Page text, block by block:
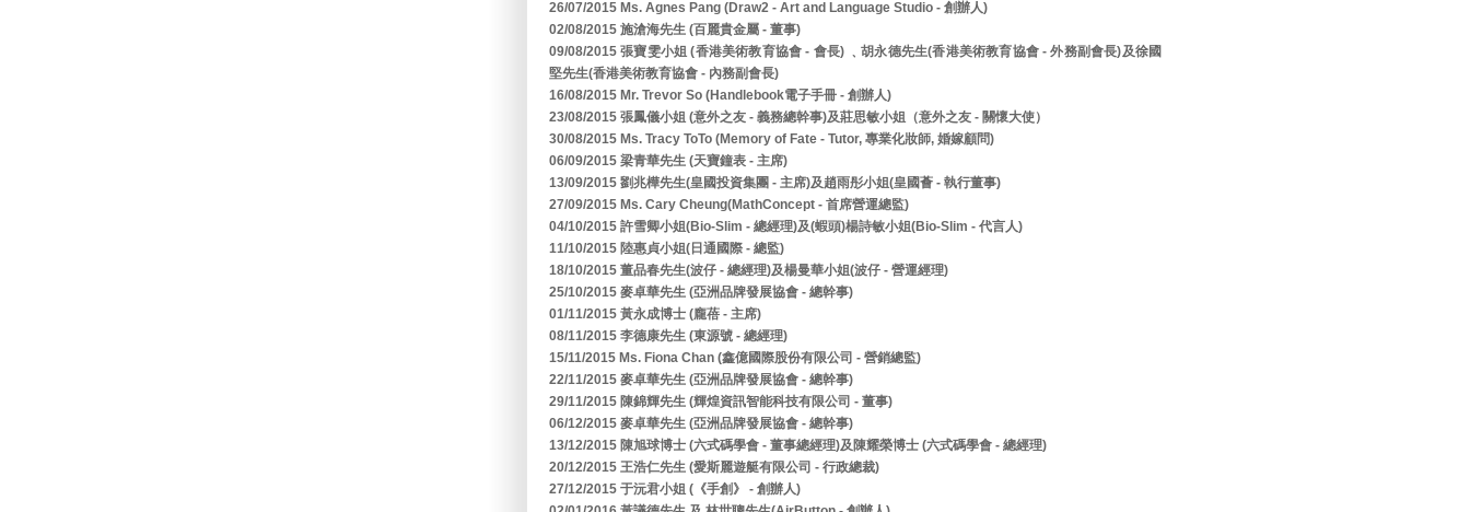
26/07/2015 Ms. Agnes Pang (Draw2 - Art and Language Studio - 創辦人)
02/08/2015 施滄海先生 (百麗貴金屬 - 董事)
09/08/2015 張寶雯小姐 (香港美術教育協會 - 會長) ﹑胡永德先生(香港美術教育協會 - 外務副會長)及徐國
堅先生(香港美術教育協會 - 內務副會長)
16/08/2015 Mr. Trevor So (Handlebook電子手冊 - 創辦人)
23/08/2015 張鳳儀小姐 (意外之友 - 義務總幹事)及莊思敏小姐（意外之友 - 關懷大使）
30/08/2015 Ms. Tracy ToTo (Memory of Fate - Tutor, 專業化妝師, 婚嫁顧問)
06/09/2015 梁青華先生 (天寶鐘表 - 主席)
13/09/2015 劉兆樺先生(皇國投資集團 - 主席)及趙雨彤小姐(皇國薈 - 執行董事)
27/09/2015 Ms. Cary Cheung(MathConcept - 首席營運總監)
04/10/2015 許雪卿小姐(Bio-Slim - 總經理)及(蝦頭)楊詩敏小姐(Bio-Slim - 代言人)
11/10/2015 陸惠貞小姐(日通國際 - 總監)
18/10/2015 董品春先生(波仔 - 總經理)及楊曼華小姐(波仔 - 營運經理)
25/10/2015 麥卓華先生 (亞洲品牌發展協會 - 總幹事)
01/11/2015 黃永成博士 (龐蓓 - 主席)
08/11/2015 李德康先生 (東源號 - 總經理)
15/11/2015 Ms. Fiona Chan (鑫億國際股份有限公司 - 營銷總監)
22/11/2015 麥卓華先生 (亞洲品牌發展協會 - 總幹事)
29/11/2015 陳錦輝先生 (輝煌資訊智能科技有限公司 - 董事)
06/12/2015 麥卓華先生 (亞洲品牌發展協會 - 總幹事)
13/12/2015 陳旭球博士 (六式碼學會 - 董事總經理)及陳耀榮博士 (六式碼學會 - 總經理)
20/12/2015 王浩仁先生 (愛斯麗遊艇有限公司 - 行政總裁)
27/12/2015 于沅君小姐 (《手創》 - 創辦人)